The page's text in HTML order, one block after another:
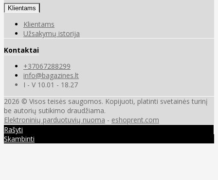
Klientams
Klientams
Užsakymų istorija
Kontaktai
+37067288299
info@bagazines.lt
I - V 10.01 - 18.27
2026 © Visos teisės saugomos. Kopijuoti, platinti svetainės turinį
be autorių sutikimo draudžiama.
Elektroninių parduotuvių nuoma - eshoprent.com
Rašyti
Skambinti